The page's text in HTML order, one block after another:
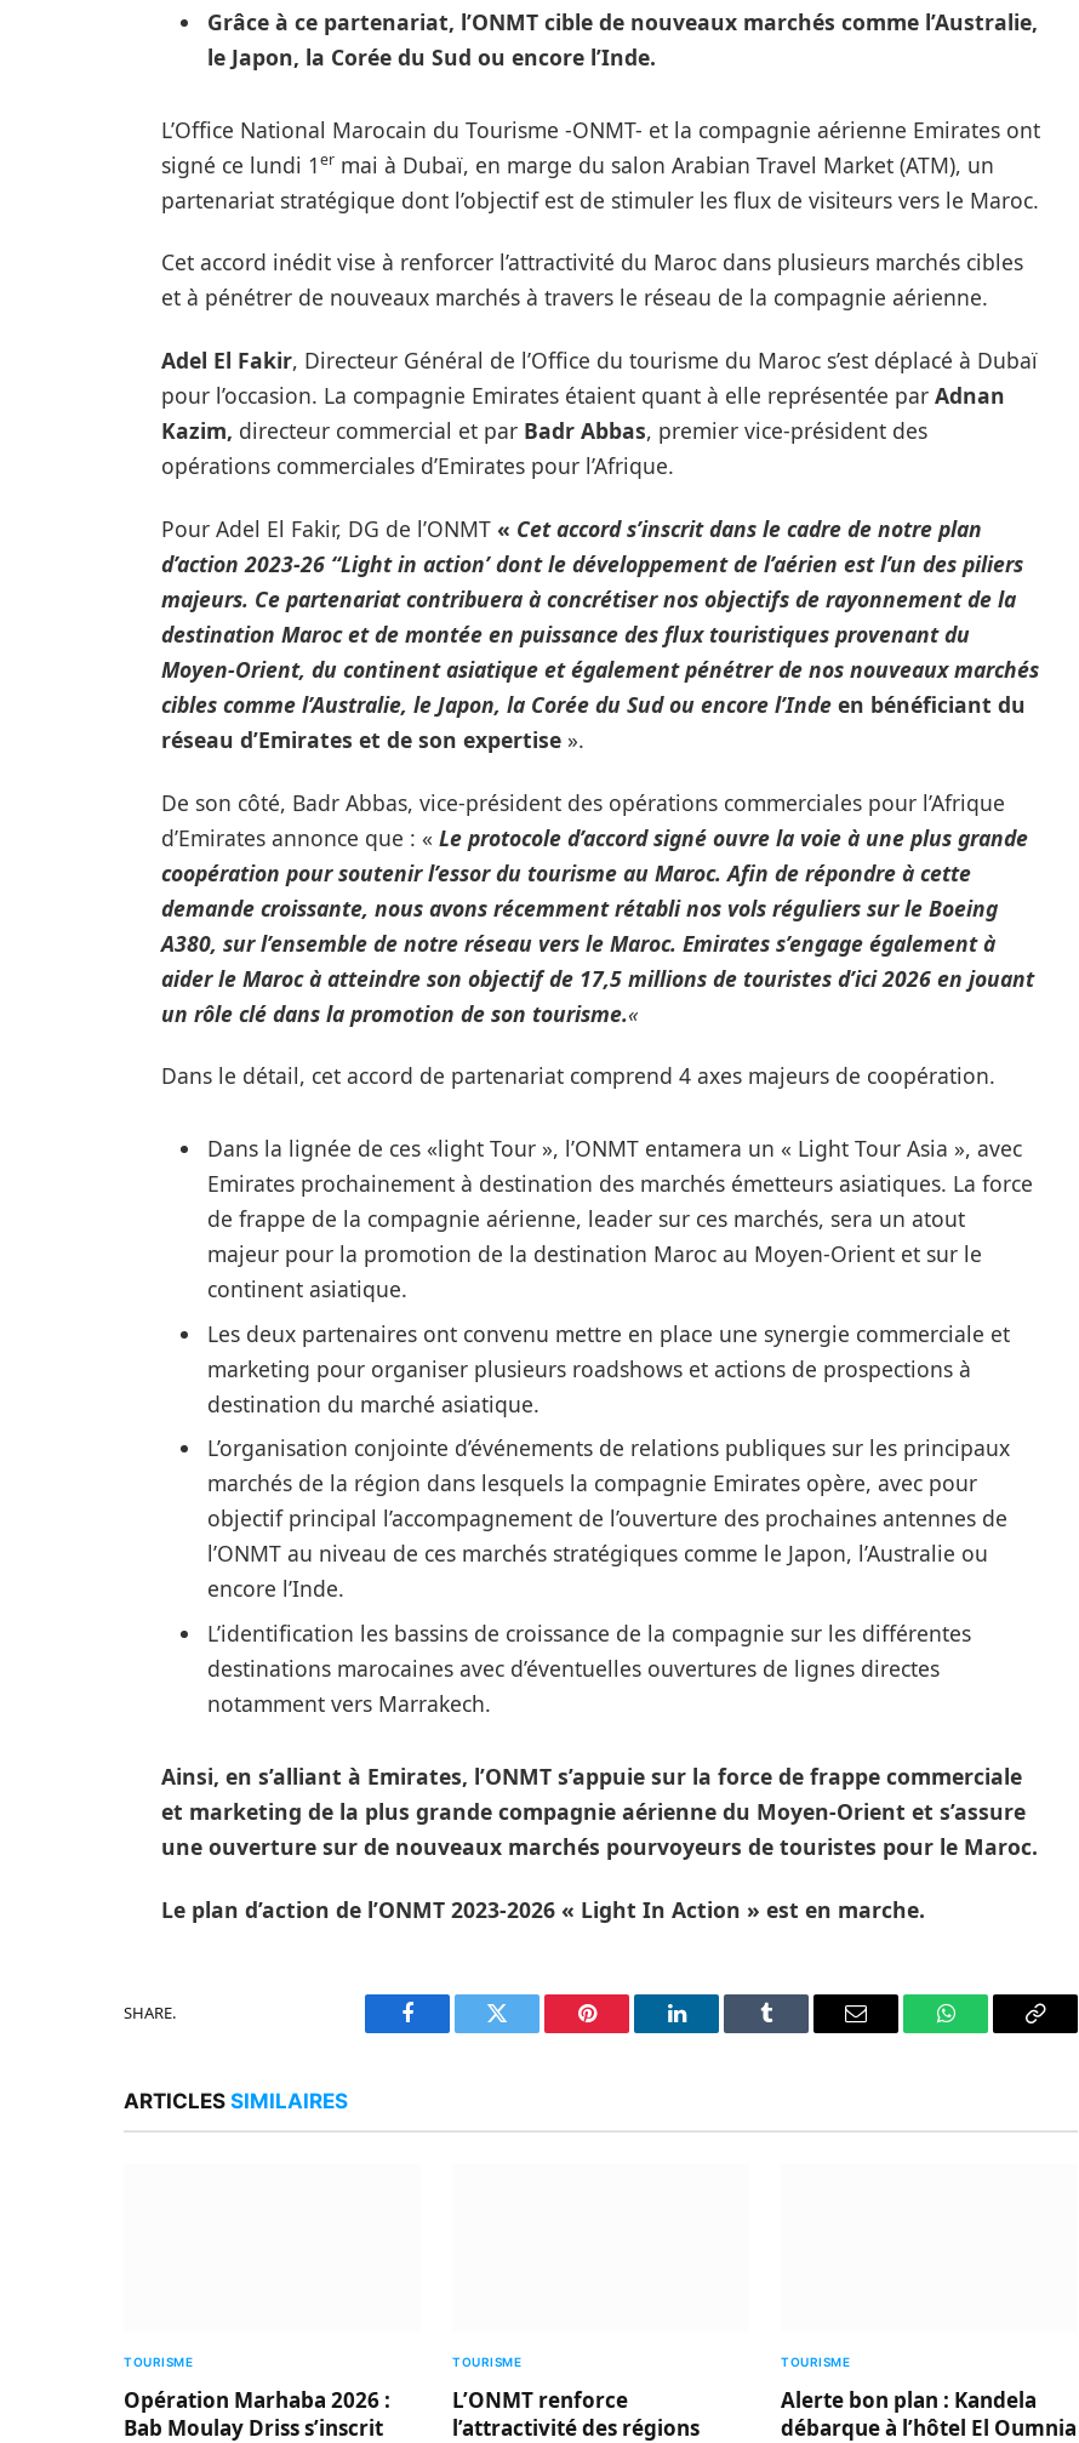
Grâce à ce partenariat, l’ONMT cible de nouveaux marchés comme l’Australie,
le Japon, la Corée du Sud ou encore l’Inde.
L’Office National Marocain du Tourisme -ONMT- et la compagnie aérienne Emirates ont
signé ce lundi 1ermai à Dubaï, en marge du salon Arabian Travel Market (ATM), un
partenariat stratégique dont l’objectif est de stimuler les flux de visiteurs vers le Maroc.
Cet accord inédit vise à renforcer l’attractivité du Maroc dans plusieurs marchés cibles
et à pénétrer de nouveaux marchés à travers le réseau de la compagnie aérienne.
Adel El Fakir, Directeur Général de l’Office du tourisme du Maroc s’est déplacé à Dubaï
pour l’occasion. La compagnie Emirates étaient quant à elle représentée par Adnan
Kazim, directeur commercial et par Badr Abbas, premier vice-président des
opérations commerciales d’Emirates pour l’Afrique.
Pour Adel El Fakir, DG de l’ONMT « Cet accord s’inscrit dans le cadre de notre plan
d’action 2023-26 ‘‘Light in action’ dont le développement de l’aérien est l’un des piliers
majeurs. Ce partenariat contribuera à concrétiser nos objectifs de rayonnement de la
destination Maroc et de montée en puissance des flux touristiques provenant du
Moyen-Orient, du continent asiatique et également pénétrer de nos nouveaux marchés
cibles comme l’Australie, le Japon, la Corée du Sud ou encore l’Indeen bénéficiant du
réseau d’Emirates et de son expertise».
De son côté, Badr Abbas, vice-président des opérations commerciales pour l’Afrique
d’Emirates annonce que : « Le protocole d’accord signé ouvre la voie à une plus grande
coopération pour soutenir l’essor du tourisme au Maroc. Afin de répondre à cette
demande croissante, nous avons récemment rétabli nos vols réguliers sur le Boeing
A380, sur l’ensemble de notre réseau vers le Maroc. Emirates s’engage également à
aider le Maroc à atteindre son objectif de 17,5 millions de touristes d’ici 2026 en jouant
un rôle clé dans la promotion de son tourisme.«
Dans le détail, cet accord de partenariat comprend 4 axes majeurs de coopération.
Dans la lignée de ces «light Tour », l’ONMT entamera un « Light Tour Asia », avec
Emirates prochainement à destination des marchés émetteurs asiatiques. La force
de frappe de la compagnie aérienne, leader sur ces marchés, sera un atout
majeur pour la promotion de la destination Maroc au Moyen-Orient et sur le
continent asiatique.
Les deux partenaires ont convenu mettre en place une synergie commerciale et
marketing pour organiser plusieurs roadshows et actions de prospections à
destination du marché asiatique.
L’organisation conjointe d’événements de relations publiques sur les principaux
marchés de la région dans lesquels la compagnie Emirates opère, avec pour
objectif principal l’accompagnement de l’ouverture des prochaines antennes de
l’ONMT au niveau de ces marchés stratégiques comme le Japon, l’Australie ou
encore l’Inde.
L’identification les bassins de croissance de la compagnie sur les différentes
destinations marocaines avec d’éventuelles ouvertures de lignes directes
notamment vers Marrakech.
Ainsi, en s’alliant à Emirates, l’ONMT s’appuie sur la force de frappe commerciale
et marketing de la plus grande compagnie aérienne du Moyen-Orient et s’assure
une ouverture sur de nouveaux marchés pourvoyeurs de touristes pour le Maroc.
Le plan d’action de l’ONMT 2023-2026 « Light In Action » est en marche.
SHARE.
Facebook Twitter Pinterest LinkedIn Tumblr Email WhatsAppCopy
ARTICLES SIMILAIRES
TOURISME
Opération Marhaba 2026 :
Bab Moulay Driss s’inscrit
TOURISME
L’ONMT renforce
l’attractivité des régions
TOURISME
Alerte bon plan : Kandela
débarque à l’hôtel El Oumnia